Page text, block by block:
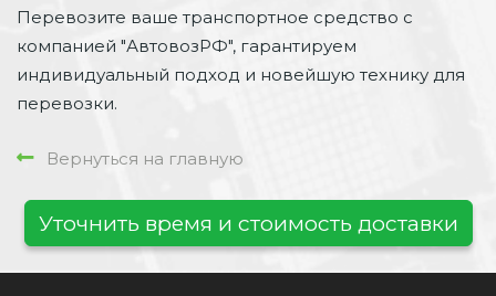
Перевозите ваше транспортное средство с
компанией "АвтовозРФ", гарантируем
индивидуальный подход и новейшую технику для
перевозки.
Вернуться на главную
Уточнить время и стоимость доставки